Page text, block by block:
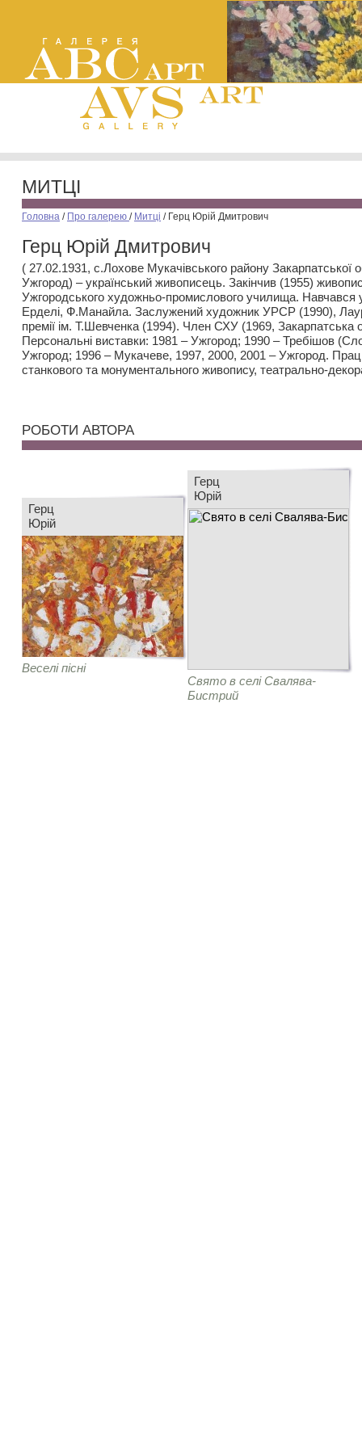
МИТЦІ
Головна / Про галерею / Митці / Герц Юрій Дмитрович
Герц Юрій Дмитрович
( 27.02.1931, с.Лохове Мукачівського району Закарпатської
Ужгород) – український живописець. Закінчив (1955)
Ужгородського художньо-промислового училища.
Ерделі, Ф.Манайла. Заслужений художник УРСР (1990),
премії ім. Т.Шевченка (1994). Член СХУ (1969, Закарпатська
Персональні виставки: 1981 – Ужгород; 1990 – Требішов
Ужгород; 1996 – Мукачеве, 1997, 2000, 2001 – Ужгород.
станкового та монументального живопису, театрально-
РОБОТИ АВТОРА
Герц
Юрій
Веселі пісні
Герц
Юрій
Свято в селі Свалява-
Бистрий